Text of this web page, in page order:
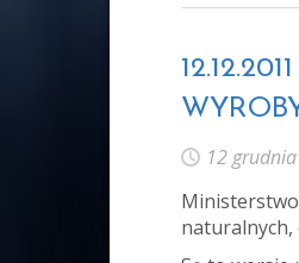
12
naturalnych,